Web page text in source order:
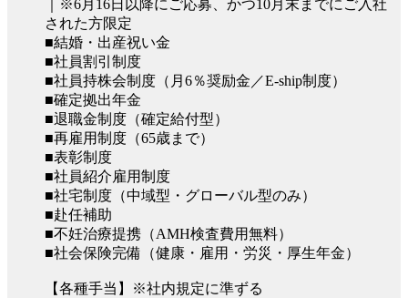
｜※6月16日以降にご応募、かつ10月末までにご入社
された方限定
■結婚・出産祝い金
■社員割引制度
■社員持株会制度（月6％奨励金／E-ship制度）
■確定拠出年金
■退職金制度（確定給付型）
■再雇用制度（65歳まで）
■表彰制度
■社員紹介雇用制度
■社宅制度（中域型・グローバル型のみ）
■赴任補助
■不妊治療提携（AMH検査費用無料）
■社会保険完備（健康・雇用・労災・厚生年金）
【各種手当】※社内規定に準ずる